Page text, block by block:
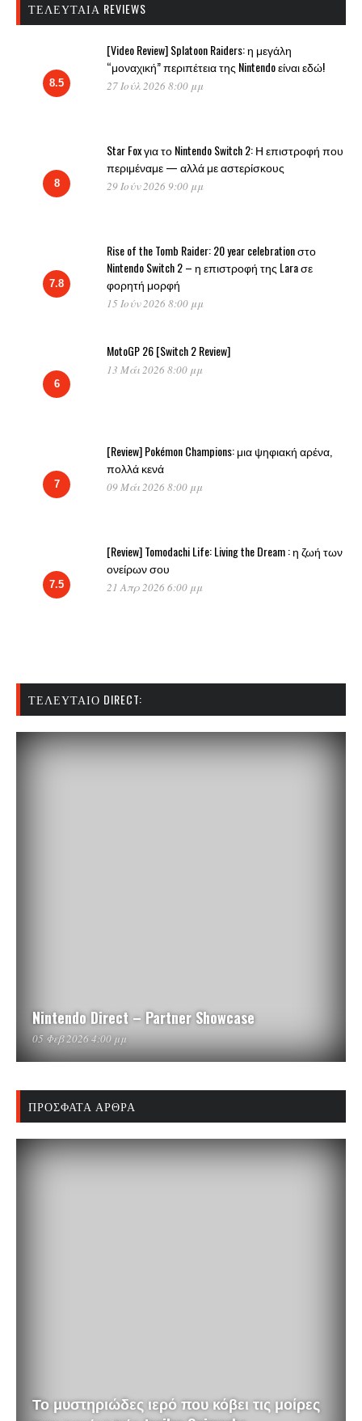
ΤΕΛΕΥΤΑΊΑ REVIEWS
8.5
[Video Review] Splatoon Raiders: η μεγάλη
“μοναχική” περιπέτεια της Nintendo είναι εδώ!
27 Ιούλ 2026 8:00 μμ
8
Star Fox για το Nintendo Switch 2: Η επιστροφή που
περιμέναμε — αλλά με αστερίσκους
29 Ιούν 2026 9:00 μμ
7.8
Rise of the Tomb Raider: 20 year celebration στο
Nintendo Switch 2 – η επιστροφή της Lara σε
φορητή μορφή
15 Ιούν 2026 8:00 μμ
6
MotoGP 26 [Switch 2 Review]
13 Μάι 2026 8:00 μμ
7
[Review] Pokémon Champions: μια ψηφιακή αρένα,
πολλά κενά
09 Μάι 2026 8:00 μμ
7.5
[Review] Tomodachi Life: Living the Dream : η ζωή των
ονείρων σου
21 Απρ 2026 6:00 μμ
ΤΕΛΕΥΤΑΊΟ DIRECT:
Nintendo Direct – Partner Showcase
05 Φεβ 2026 4:00 μμ
ΠΡΌΣΦΑΤΑ ΆΡΘΡΑ
Το μυστηριώδες ιερό που κόβει τις μοίρες